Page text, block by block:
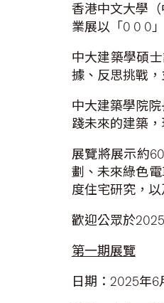
香港中文大學
業展以「0 0 0
中大建築學碩
據、反思挑戰
中大建築學院院
踐未來的建築，
展覽將展示約
劃、未來綠色
度住宅研究，
歡迎公眾於
第一期展覽
日期：2025年6